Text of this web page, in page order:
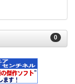
0